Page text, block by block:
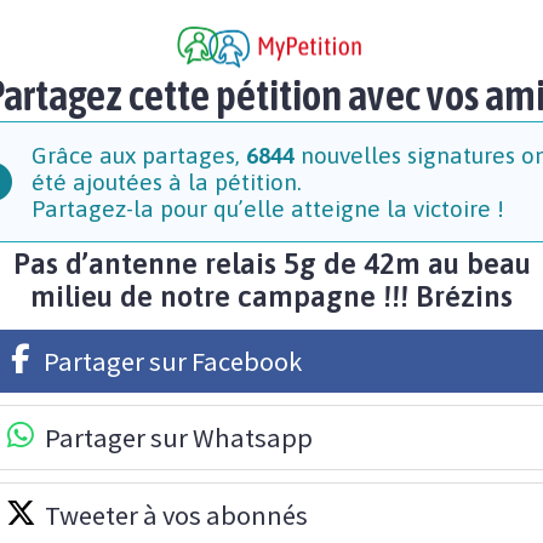
cette pétition avec vos
Grâce aux partages, 6844nouvelles signatures
été ajoutées à la pétition.
Partagez-la pour qu’elle atteigne la victoire !
Pas d’antenne relais 5g de 42m au beau
milieu de notre campagne !!! Brézins
Partager sur Facebook
Partager sur Whatsapp
Tweeter à vos abonnés